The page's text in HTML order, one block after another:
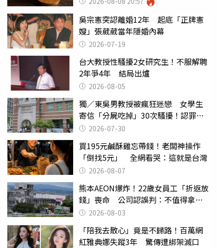
吳宗憲突認離婚12年 起底「正牌憲
嫂」張葳葳當年隱婚內幕
2026-07-19
台大教授性騷擾2女研究生！不服解聘
2年爭4年 結局出爐
2026-08-05
獨／東吳男教授被瘋狂迷戀 女學生
寄信「分屍吃掉」30次騷擾！認罪免
關 2026-07-30
買195元鹹酥雞忘帶錢！老闆神操作
「倒找5元」 全網看哭：這就是台灣
2026-08-07
熊本AEON爆炸！22歲女員工「折返放
錢」喪命 公司認誤判：不值得拿命
換 2026-08-03
「陪我去散心」竟是不歸路！百萬網
紅雅典娜失蹤3年 驚傳遭綁架滅口